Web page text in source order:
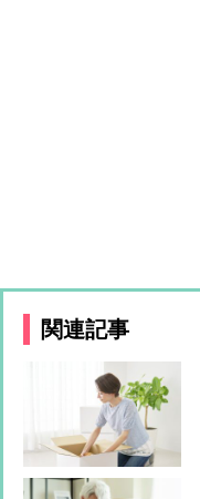
関連記事